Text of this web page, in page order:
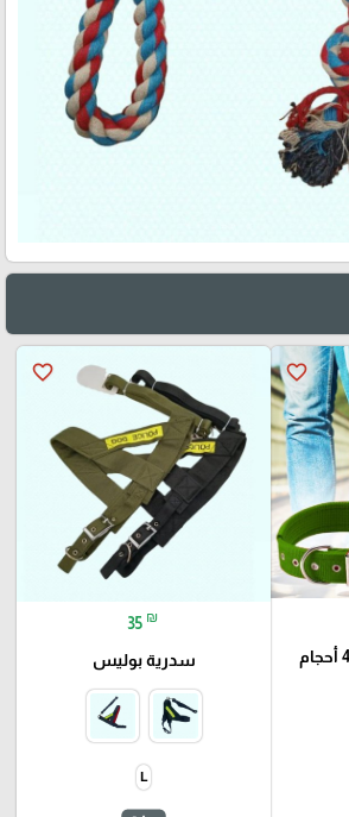
favorite_border
favorite_border
35 ₪
سدرية بوليس
L